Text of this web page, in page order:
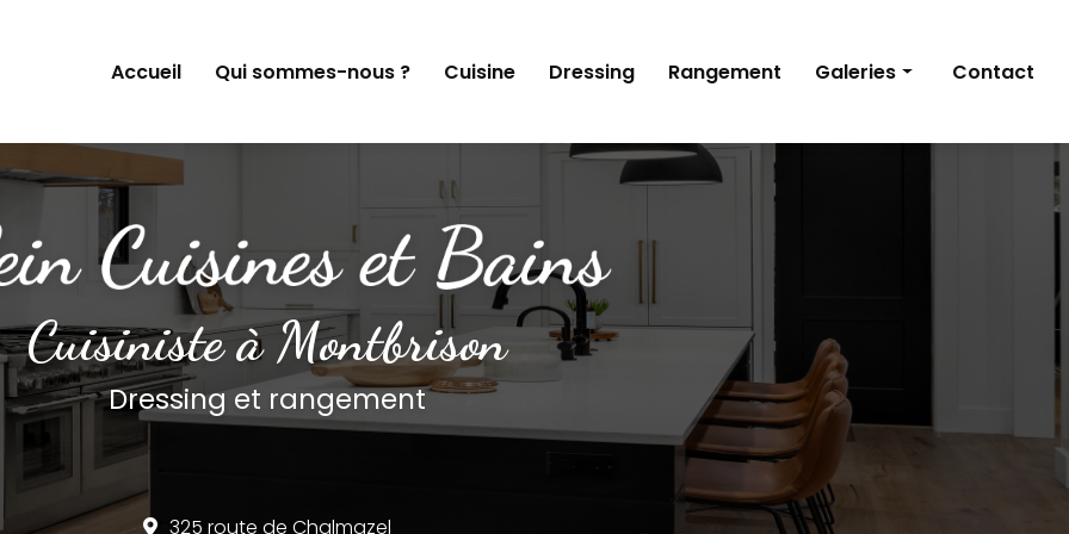
Accueil Qui sommes-nous ? Cuisine Dressing Rangement Galeries Contact
Cuisiniste à Montbrison
Dressing et rangement
325 route de Chalmazel